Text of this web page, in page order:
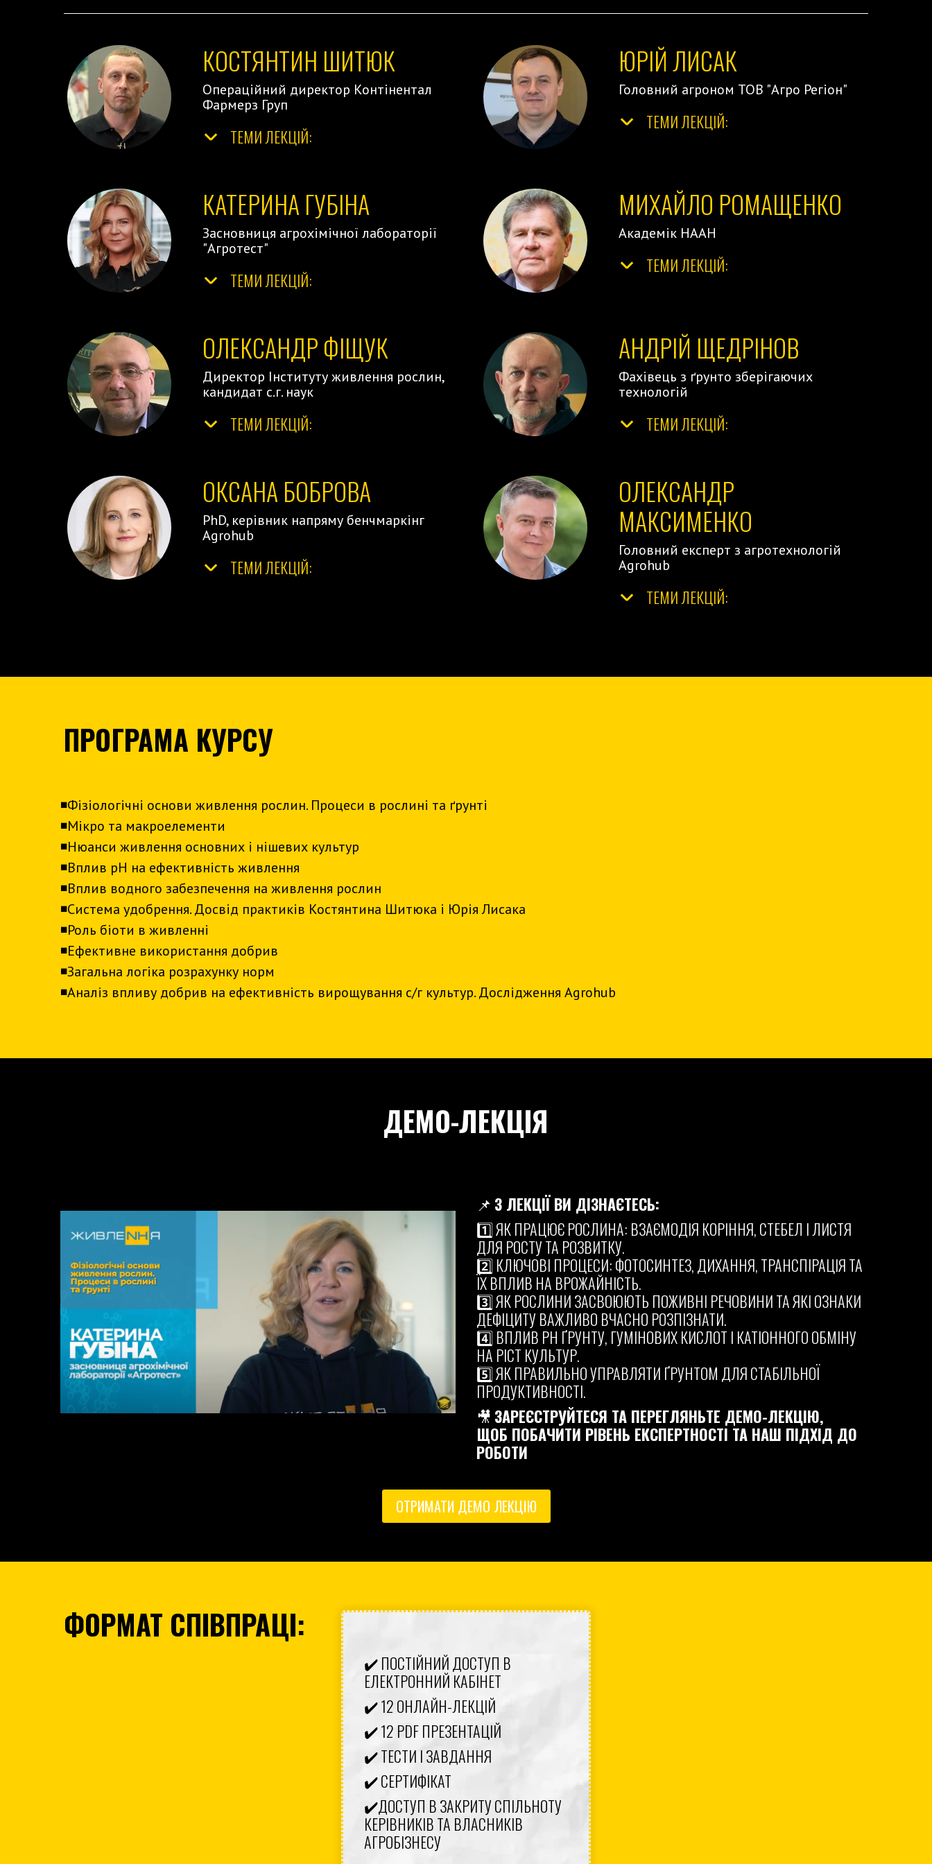
КОСТЯНТИН ШИТЮК
Операційний директор Контінентал
Фармерз Груп
ТЕМИ ЛЕКЦІЙ:
ЮРІЙ ЛИСАК
Головний агроном ТОВ "Агро Регіон"
ТЕМИ ЛЕКЦІЙ:
КАТЕРИНА ГУБІНА
Засновниця агрохімічної лабораторії
"Агротест"
ТЕМИ ЛЕКЦІЙ:
МИХАЙЛО РОМАЩЕНКО
Академік НААН
ТЕМИ ЛЕКЦІЙ:
ОЛЕКСАНДР ФІЩУК
Директор Інституту живлення рослин,
кандидат с.г. наук
ТЕМИ ЛЕКЦІЙ:
АНДРІЙ ЩЕДРІНОВ
Фахівець з ґрунто зберігаючих
технологій
ТЕМИ ЛЕКЦІЙ:
ОКСАНА БОБРОВА
PhD, керівник напряму бенчмаркінг
Agrohub
ТЕМИ ЛЕКЦІЙ:
ОЛЕКСАНДР
МАКСИМЕНКО
Головний експерт з агротехнологій
Agrohub
ТЕМИ ЛЕКЦІЙ:
ПРОГРАМА КУРСУ
◾️Фізіологічні основи живлення рослин. Процеси в рослині та ґрунті
◾️Мікро та макроелементи
◾️Нюанси живлення основних і нішевих культур
◾️Вплив рН на ефективність живлення
◾️Вплив водного забезпечення на живлення рослин
◾️Система удобрення. Досвід практиків Костянтина Шитюка і Юрія Лисака
◾️Роль біоти в живленні
◾️Ефективне використання добрив
◾️Загальна логіка розрахунку норм
◾️Аналіз впливу добрив на ефективність вирощування с/г культур. Дослідження Agrohub
ДЕМО-ЛЕКЦІЯ
📌 З ЛЕКЦІЇ ВИ ДІЗНАЄТЕСЬ:
1️⃣ ЯК ПРАЦЮЄ РОСЛИНА: ВЗАЄМОДІЯ КОРІННЯ, СТЕБЕЛ І ЛИСТЯ
ДЛЯ РОСТУ ТА РОЗВИТКУ.
2️⃣ КЛЮЧОВІ ПРОЦЕСИ: ФОТОСИНТЕЗ, ДИХАННЯ, ТРАНСПІРАЦІЯ ТА
ЇХ ВПЛИВ НА ВРОЖАЙНІСТЬ.
3️⃣ ЯК РОСЛИНИ ЗАСВОЮЮТЬ ПОЖИВНІ РЕЧОВИНИ ТА ЯКІ ОЗНАКИ
ДЕФІЦИТУ ВАЖЛИВО ВЧАСНО РОЗПІЗНАТИ.
4️⃣ ВПЛИВ PH ҐРУНТУ, ГУМІНОВИХ КИСЛОТ І КАТІОННОГО ОБМІНУ
НА РІСТ КУЛЬТУР.
5️⃣ ЯК ПРАВИЛЬНО УПРАВЛЯТИ ҐРУНТОМ ДЛЯ СТАБІЛЬНОЇ
ПРОДУКТИВНОСТІ.
🎥 ЗАРЕЄСТРУЙТЕСЯ ТА ПЕРЕГЛЯНЬТЕ ДЕМО-ЛЕКЦІЮ,
ЩОБ ПОБАЧИТИ РІВЕНЬ ЕКСПЕРТНОСТІ ТА НАШ ПІДХІД ДО
РОБОТИ
ОТРИМАТИ ДЕМО ЛЕКЦІЮ
ФОРМАТ СПІВПРАЦІ:
✔️ ПОСТІЙНИЙ ДОСТУП В
ЕЛЕКТРОННИЙ КАБІНЕТ
✔️ 12 ОНЛАЙН-ЛЕКЦІЙ
✔️ 12 PDF ПРЕЗЕНТАЦІЙ
✔️ ТЕСТИ І ЗАВДАННЯ
✔️ СЕРТИФІКАТ
✔️ДОСТУП В ЗАКРИТУ СПІЛЬНОТУ
КЕРІВНИКІВ ТА ВЛАСНИКІВ
АГРОБІЗНЕСУ